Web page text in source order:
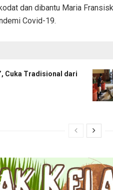
dan dibantu Maria
Covid-19.
Cuka Tradisional dari